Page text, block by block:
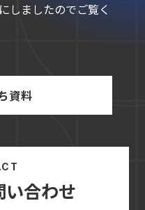
しましたのでご覧く
資料
い合わせ